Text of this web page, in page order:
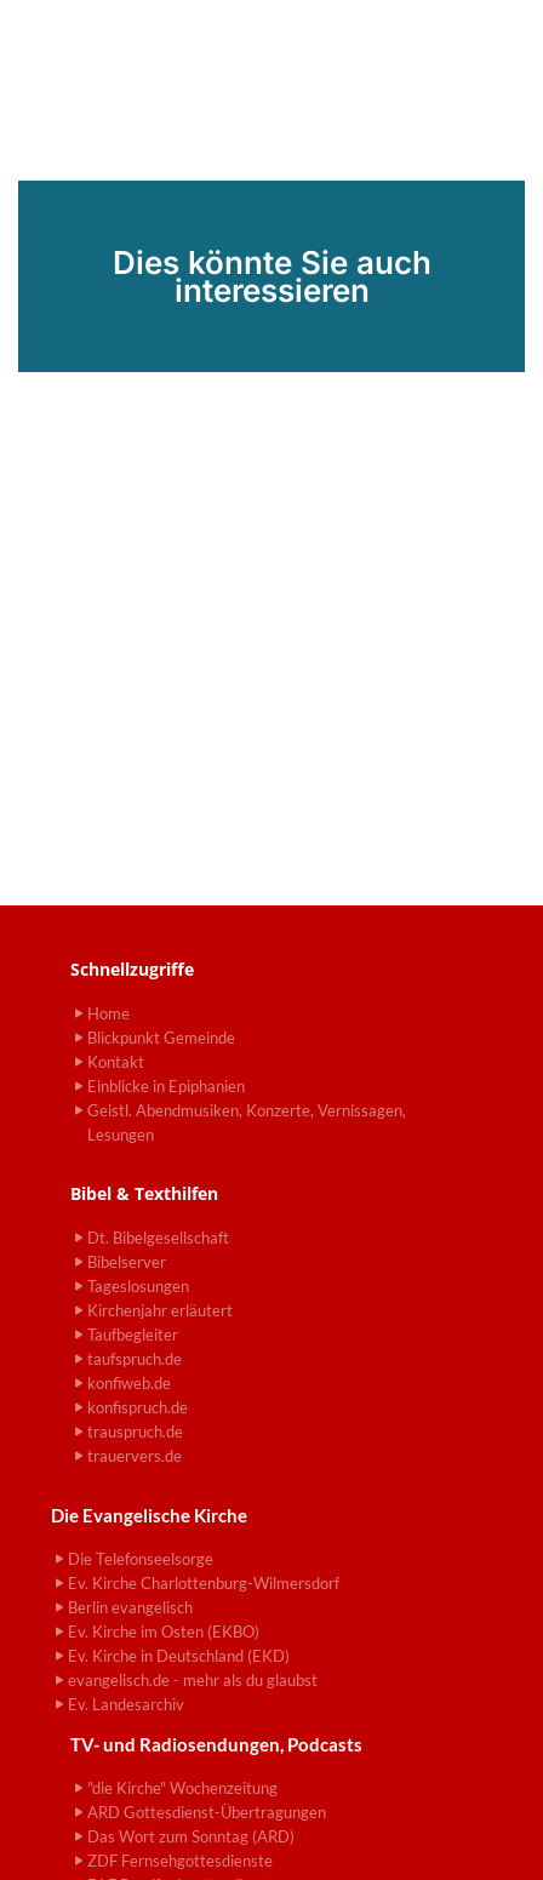
Dies könnte Sie auch
interessieren
Schnellzugriffe
Home
Blickpunkt Gemeinde
Kontakt
Einblicke in Epiphanien
Geistl. Abendmusiken, Konzerte, Vernissagen,
Lesungen
Bibel & Texthilfen
Dt. Bibelgesellschaft
Bibelserver
Tageslosungen
Kirchenjahr erläutert
Taufbegleiter
taufspruch.de
konfiweb.de
konfispruch.de
trauspruch.de
trauervers.de
Die Evangelische Kirche
Die Telefonseelsorge
Ev. Kirche Charlottenburg-Wilmersdorf
Berlin evangelisch
Ev. Kirche im Osten (EKBO)
Ev. Kirche in Deutschland (EKD)
evangelisch.de - mehr als du glaubst
Ev. Landesarchiv
TV- und Radiosendungen, Podcasts
"die Kirche" Wochenzeitung
ARD Gottesdienst-Übertragungen
Das Wort zum Sonntag (ARD)
ZDF Fernsehgottesdienste